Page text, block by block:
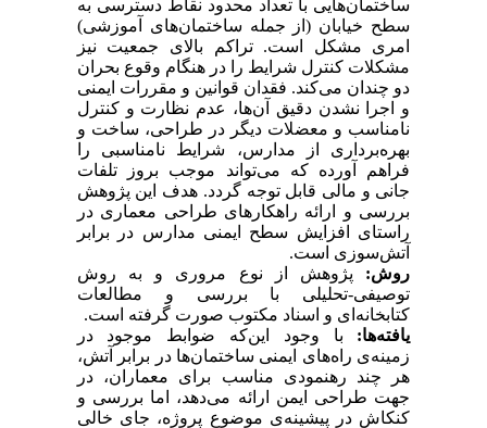
ساختمان‌هایی با تعداد محدود نقاط دسترسی به
سطح خیابان (از جمله ساختمان‌های آموزشی)
امری مشکل است. تراکم بالای جمعیت نیز
مشکلات کنترل شرایط را در هنگام وقوع بحران
دو چندان می‌کند. فقدان قوانین و مقررات ایمنی
و اجرا نشدن دقیق آن‌ها، عدم نظارت و کنترل
نامناسب و معضلات دیگر در طراحی، ساخت و
بهره‌برداری از مدارس، شرایط نامناسبی را
فراهم آورده که می‌تواند موجب بروز تلفات
جانی و مالی قابل توجه گردد. هدف این پژوهش
بررسی و ارائه راهکارهای طراحی معماری در
راستای افزایش سطح ایمنی مدارس در برابر
‌آتش‌سوزی است.
روش: پژوهش از نوع مروری و به روش
توصیفی-تحلیلی با بررسی و مطالعات
کتابخانه‌ای و اسناد مکتوب صورت گرفته است.
یافته‌ها: با وجود این‌که ضوابط موجود در
زمینه‌ی راه‌های ایمنی ساختمان‌ها در برابر آتش،
هر چند رهنمودی مناسب برای معماران، در
جهت طراحی ایمن ارائه می‌دهد، اما بررسی و
کنکاش در پیشینه‌ی موضوع پروژه، جای خالی